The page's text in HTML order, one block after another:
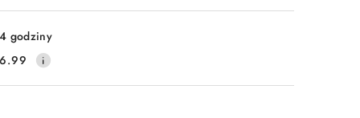
Wyślij
godziny